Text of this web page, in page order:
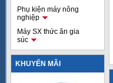
Phụ kiện máy nông
nghiệp
Máy SX thức ăn gia
súc
KHUYẾN MÃI